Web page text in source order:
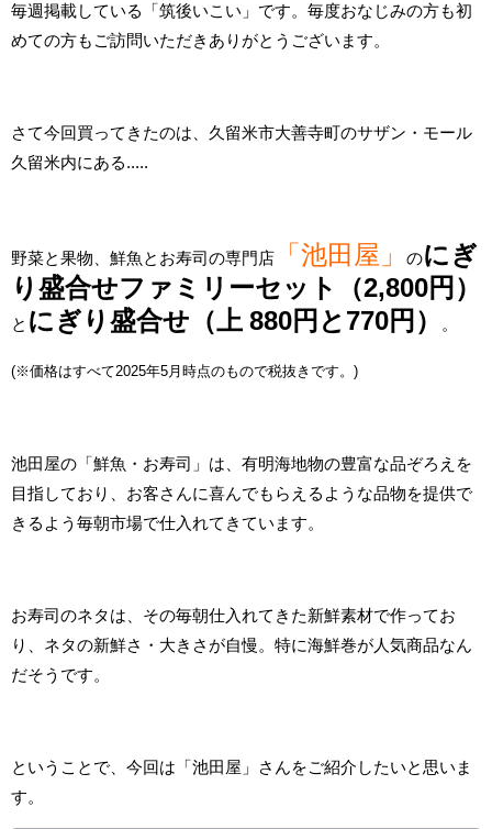
毎週掲載している「筑後いこい」です。毎度おなじみの方も初
めての方もご訪問いただきありがとうございます。
さて今回買ってきたのは、久留米市大善寺町のサザン・モール
久留米内にある.....
野菜と果物、鮮魚とお寿司の専門店 「池田屋」 のにぎ
り盛合せファミリーセット（2,800円）
と にぎり盛合せ（上 880円と770円）
(※価格はすべて2025年5 月時点のもので税抜きです。)
池田屋の「鮮魚・お寿司」は、有明海地物の豊富な品ぞろえを
目指しており、お客さんに喜んでもらえるような品物を提供で
きるよう毎朝市場で仕入れてきています。
お寿司のネタは、その毎朝仕入れてきた新鮮素材で作ってお
り、ネタの新鮮さ・大きさが自慢。特に海鮮巻が人気商品なん
だそうです。
ということで、今回は「池田屋」さんをご紹介したいと思いま
す。